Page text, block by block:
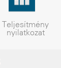
Teljesítmény
nyilatkozat